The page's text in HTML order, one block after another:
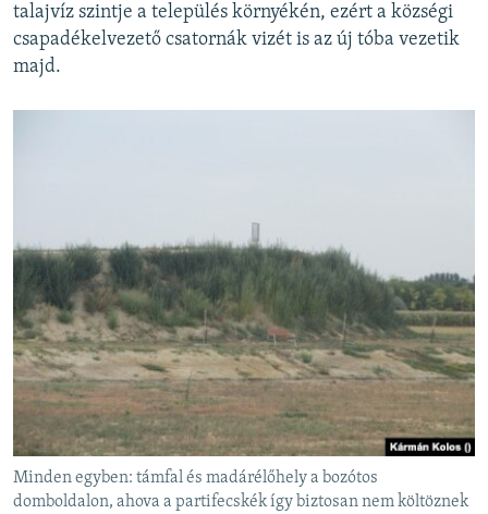
talajvíz szintje a település környékén, ezért a községi
csapadékelvezető csatornák vizét is az új tóba vezetik
majd.
Minden egyben: támfal és madárélőhely a bozótos
domboldalon, ahova a partifecskék így biztosan nem költöznek